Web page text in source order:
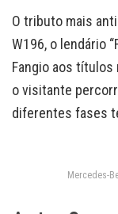
O tributo mais
W196, o lendário
Fangio aos títulos
o visitante
diferentes fases
Mercedes-